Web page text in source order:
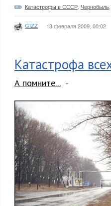
Катастрофы в СССР Чернобыль
GIZZ 13 февраля 2009, 00:02
Катастрофа
А помните...